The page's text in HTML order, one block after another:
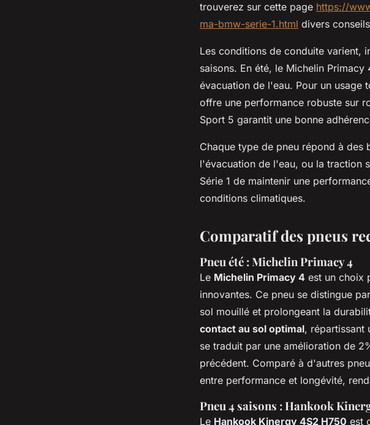
trouverez sur cette page https://
ma-bmw-serie-1.html divers
Les conditions de conduite varient,
saisons. En été, le Michelin
évacuation de l'eau. Pour un usage
offre une performance robuste sur
Sport 5 garantit une bonne
Chaque type de pneu répond à des
l'évacuation de l'eau, ou la traction
Série 1 de maintenir une
conditions climatiques.
Comparatif des pneus
Pneu été : Michelin Primacy 4
Le Michelin Primacy 4 est un choix
innovantes. Ce pneu se distingue
sol mouillé et prolongeant la
contact au sol optimal, répartissant
se traduit par une amélioration de
précédent. Comparé à d'autres
entre performance et longévité,
Pneu 4 saisons : Hankook
Le Hankook Kinergy 4S2 H750 est